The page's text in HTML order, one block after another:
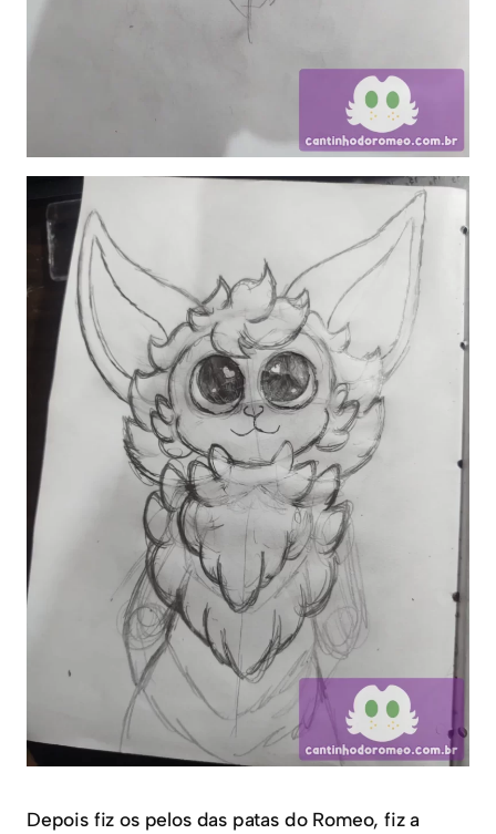
Depois fiz os pelos das patas do Romeo, fiz a